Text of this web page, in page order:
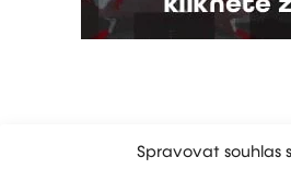
Spravovat souhlas